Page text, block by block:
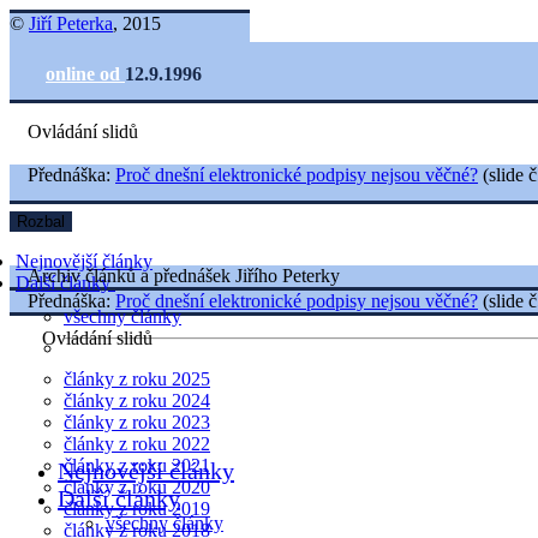
© Jiří Peterka, 2015
online od 12.9.1996
Ovládání slidů
Nejnovější články
Další články
všechny články
články z roku 2025
články z roku 2024
články z roku 2023
články z roku 2022
články z roku 2021
články z roku 2020
články z roku 2019
články z roku 2018
Přednáška: Proč dnešní elektronické podpisy nejsou věčné? (slide
Rozbal
Archiv článků a přednášek Jiřího Peterky
Přednáška: Proč dnešní elektronické podpisy nejsou věčné? (slide
Ovládání slidů
Nejnovější články
Další články
všechny články